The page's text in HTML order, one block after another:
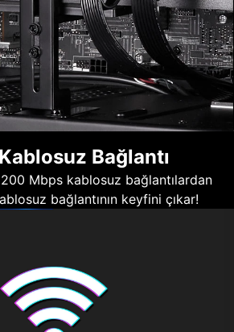
Bağlantı
Mbps kablosuz bağlantılardan
bağlantının keyfini çıkar!